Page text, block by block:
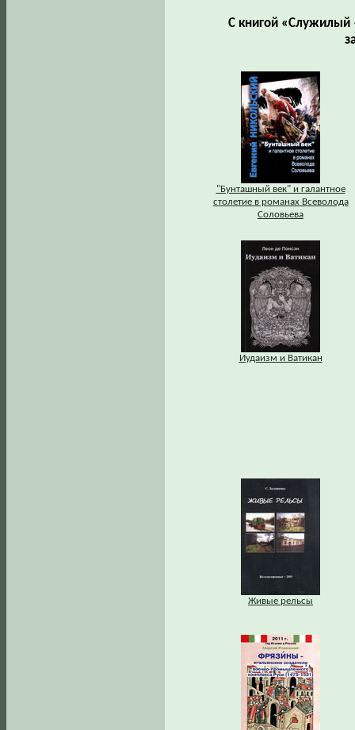
С книгой «Служилый
"Бунташный век" и галантное
столетие в романах Всеволода
Соловьева
Иудаизм и Ватикан
Живые рельсы